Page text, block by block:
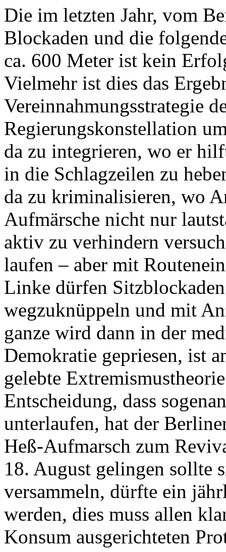
Die im letzten Jahr, vom
Blockaden und die
ca. 600 Meter ist kein
Vielmehr ist dies das
Vereinnahmungsstrategie
Regierungskonstellation
da zu integrieren, wo er
in die Schlagzeilen zu
da zu kriminalisieren, wo
Aufmärsche nicht nur
aktiv zu verhindern
laufen – aber mit
Linke dürfen
wegzuknüppeln und mit
ganze wird dann in der
Demokratie gepriesen, ist
gelebte
Entscheidung, dass
unterlaufen, hat der
Heß-Aufmarsch zum
18. August gelingen sollte
versammeln, dürfte ein
werden, dies muss allen
Konsum ausgerichteten